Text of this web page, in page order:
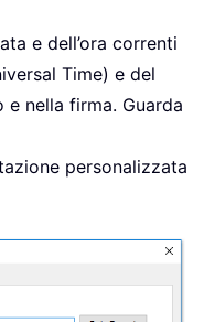
e dell’ora correnti
Time) e del
e nella firma. Guarda
personalizzata